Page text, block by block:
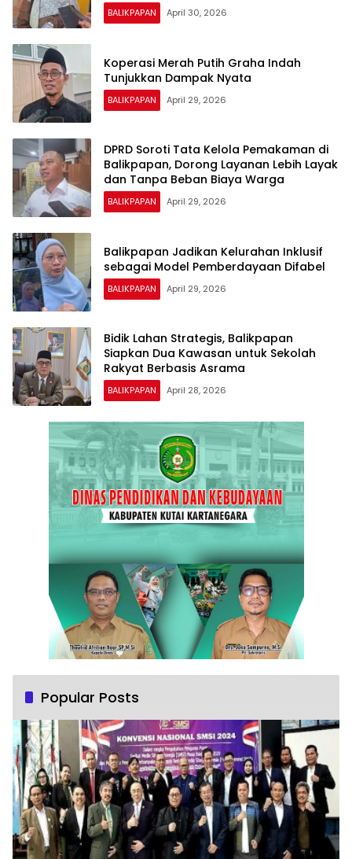
BALIKPAPAN April 30, 2026
Koperasi Merah Putih Graha Indah
Tunjukkan Dampak Nyata
BALIKPAPAN April 29, 2026
DPRD Soroti Tata Kelola Pemakaman di
Balikpapan, Dorong Layanan Lebih Layak
dan Tanpa Beban Biaya Warga
BALIKPAPAN April 29, 2026
Balikpapan Jadikan Kelurahan Inklusif
sebagai Model Pemberdayaan Difabel
BALIKPAPAN April 29, 2026
Bidik Lahan Strategis, Balikpapan
Siapkan Dua Kawasan untuk Sekolah
Rakyat Berbasis Asrama
BALIKPAPAN April 28, 2026
Popular Posts